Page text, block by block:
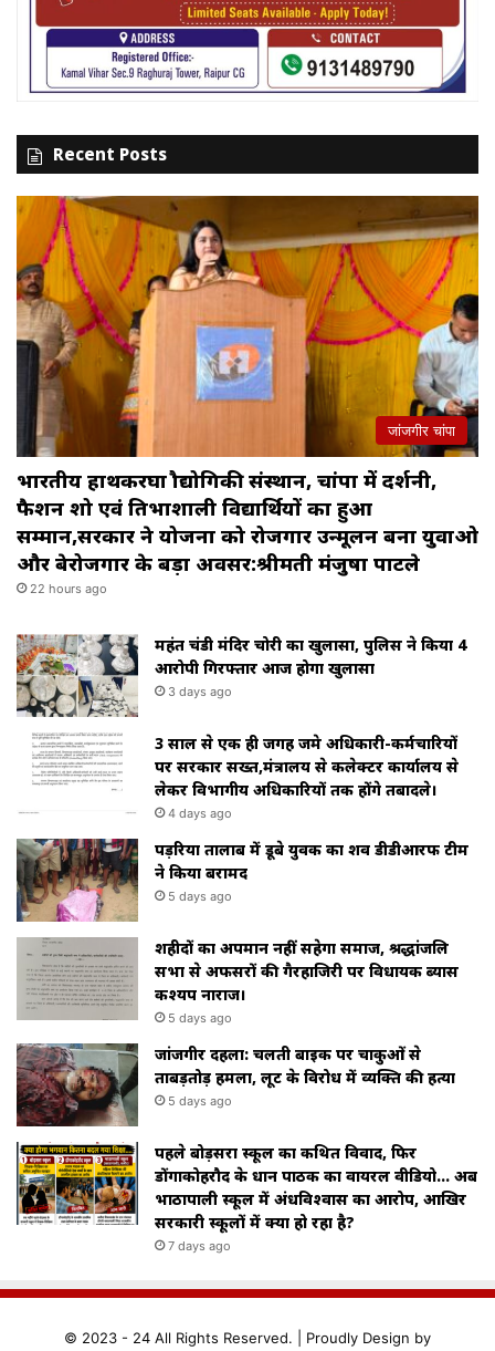
Recent Posts
जांजगीर चांपा
भारतीय हाथकरघा प्रौद्योगिकी संस्थान, चांपा में प्रदर्शनी,
फैशन शो एवं प्रतिभाशाली विद्यार्थियों का हुआ
सम्मान,सरकार ने योजना को रोजगार उन्मूलन बना युवाओ
और बेरोजगार के बड़ा अवसर:श्रीमती मंजुषा पाटले
22 hours ago
महंत चंडी मंदिर चोरी का खुलासा, पुलिस ने किया 4
आरोपी गिरफ्तार आज होगा खुलासा
3 days ago
3 साल से एक ही जगह जमे अधिकारी-कर्मचारियों
पर सरकार सख्त,मंत्रालय से कलेक्टर कार्यालय से
लेकर विभागीय अधिकारियों तक होंगे तबादले।
4 days ago
पड़रिया तालाब में डूबे युवक का शव डीडीआरफ टीम
ने किया बरामद
5 days ago
शहीदों का अपमान नहीं सहेगा समाज, श्रद्धांजलि
सभा से अफसरों की गैरहाजिरी पर विधायक ब्यास
कश्यप नाराज।
5 days ago
जांजगीर दहला: चलती बाइक पर चाकुओं से
ताबड़तोड़ हमला, लूट के विरोध में व्यक्ति की हत्या
5 days ago
पहले बोड़सरा स्कूल का कथित विवाद, फिर
डोंगाकोहरौद के प्रधान पाठक का वायरल वीडियो… अब
भाठापाली स्कूल में अंधविश्वास का आरोप, आखिर
सरकारी स्कूलों में क्या हो रहा है?
7 days ago
© 2023 - 24 All Rights Reserved. | Proudly Design by